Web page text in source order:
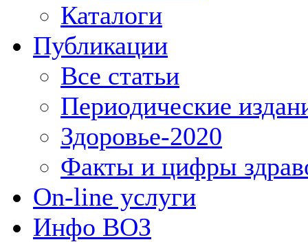
Каталоги
Публикации
Все статьи
Периодические
Здоровье-2020
Факты и цифры
On-line услуги
Инфо ВОЗ